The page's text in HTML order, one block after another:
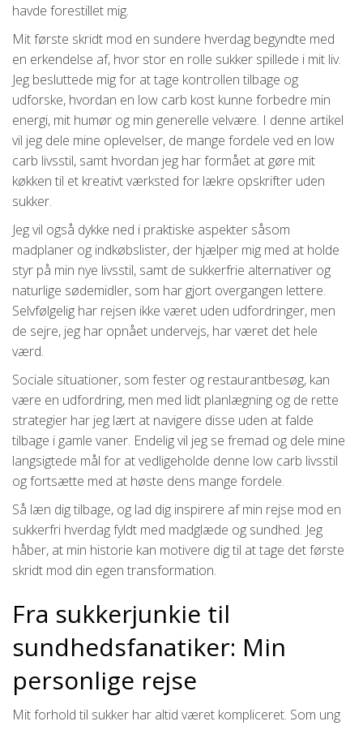
havde forestillet mig.
Mit første skridt mod en sundere hverdag begyndte med
en erkendelse af, hvor stor en rolle sukker spillede i mit liv.
Jeg besluttede mig for at tage kontrollen tilbage og
udforske, hvordan en low carb kost kunne forbedre min
energi, mit humør og min generelle velvære. I denne artikel
vil jeg dele mine oplevelser, de mange fordele ved en low
carb livsstil, samt hvordan jeg har formået at gøre mit
køkken til et kreativt værksted for lækre opskrifter uden
sukker.
Jeg vil også dykke ned i praktiske aspekter såsom
madplaner og indkøbslister, der hjælper mig med at holde
styr på min nye livsstil, samt de sukkerfrie alternativer og
naturlige sødemidler, som har gjort overgangen lettere.
Selvfølgelig har rejsen ikke været uden udfordringer, men
de sejre, jeg har opnået undervejs, har været det hele
værd.
Sociale situationer, som fester og restaurantbesøg, kan
være en udfordring, men med lidt planlægning og de rette
strategier har jeg lært at navigere disse uden at falde
tilbage i gamle vaner. Endelig vil jeg se fremad og dele mine
langsigtede mål for at vedligeholde denne low carb livsstil
og fortsætte med at høste dens mange fordele.
Så læn dig tilbage, og lad dig inspirere af min rejse mod en
sukkerfri hverdag fyldt med madglæde og sundhed. Jeg
håber, at min historie kan motivere dig til at tage det første
skridt mod din egen transformation.
Fra sukkerjunkie til
sundhedsfanatiker: Min
personlige rejse
Mit forhold til sukker har altid været kompliceret. Som ung